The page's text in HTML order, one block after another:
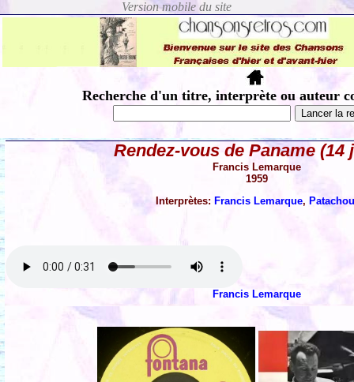
Recherche d'un titre, interprète ou auteur
Rendez-vous de Paname (14
Francis Lemarque
1959
Interprètes: Francis Lemarque, Patachou
Francis Lemarque